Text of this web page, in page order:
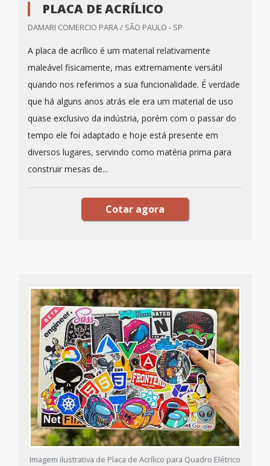
PLACA DE ACRÍLICO
DAMARI COMERCIO PARA / SÃO PAULO - SP
A placa de acrílico é um material relativamente
maleável fisicamente, mas extremamente versátil
quando nos referimos a sua funcionalidade. É verdade
que há alguns anos atrás ele era um material de uso
quase exclusivo da indústria, porém com o passar do
tempo ele foi adaptado e hoje está presente em
diversos lugares, servindo como matéria prima para
construir mesas de...
Cotar agora
Imagem ilustrativa de Placa de Acrílico para Quadro Elétrico